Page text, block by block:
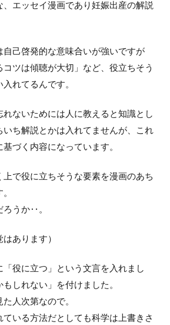
エッセイ漫画であり妊娠出産の解説
自己啓発的な意味合いが強いですが
コツは傾聴が大切」など、役立ちそう
れてるんです。
ないためには人に教えると知識とし
ち解説とかは入れてませんが、これ
づく内容になっています。
で役に立ちそうな要素を漫画のあち
ろうか‥。
あります）
役に立つ」という文言を入れまし
しれない」を付けました。
人次第なので。
いる方法だとしても科学は上書きさ